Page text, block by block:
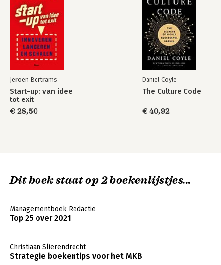
Jeroen Bertrams
Start-up: van idee
tot exit
€ 28,50
Daniel Coyle
The Culture Code
€ 40,92
Dit boek staat op 2 boekenlijstjes...
Managementboek Redactie
Top 25 over 2021
Christiaan Slierendrecht
Strategie boekentips voor het MKB